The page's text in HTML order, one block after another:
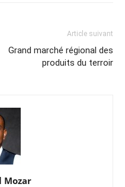
Article suivant
Grand marché régional des
produits du terroir
Mozar